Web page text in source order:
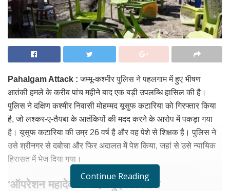
Pahalgam Attack :जम्मू-कश्मीर पुलिस ने पहलगाम में हुए भीषण
आतंकी हमले के करीब पांच महीने बाद एक बड़ी उपलब्धि हासिल की है।
पुलिस ने दक्षिण कश्मीर निवासी मोहम्मद यूसुफ कटारिया को गिरफ्तार किया
है, जो लश्कर-ए-तैयबा के आतंकियों की मदद करने के आरोप में पकड़ा गया
है। यूसुफ कटारिया की उम्र 26 वर्ष है और वह पेशे से शिक्षक है। पुलिस ने
उसे श्रीनगर से दबोचा और फिर अदालत में पेश किया, जहां से उसे न्यायिक
हिरासत में भेज दिया गया।
‘ऑपरेशन महादेव’ के तहत हुई गिरफ्तारी
Continue Reading